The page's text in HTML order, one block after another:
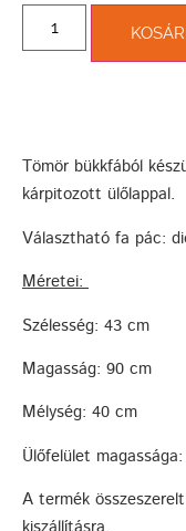
Tömör bükkfából
kárpitozott ülőlappal.
Választható fa pác:
Méretei:
Szélesség: 43 cm
Magasság: 90 cm
Mélység: 40 cm
Ülőfelület
A termék